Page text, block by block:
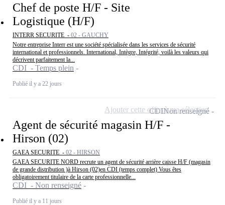
Chef de poste H/F - Site
Logistique (H/F)
INTERR SECURITE - 02 - GAUCHY
Notre entreprise Interr est une société spécialisée dans les services de sécurité
international et professionnels. International, Intègre, Intégrité, voilà les valeurs qui
décrivent parfaitement la...
CDI - Temps plein
Publié il y a 22 jours
Agent de sécurité magasin H/F -
Hirson (02)
GAEA SECURITE - 02 - HIRSON
GAEA SECURITE NORD recrute un agent de sécurité arrière caisse H/F (magasin
de grande distribution )à Hirson (02)en CDI (temps complet) Vous êtes
obligatoirement titulaire de la carte professionnelle...
CDI - Non renseigné
Publié il y a 11 jours
CDINon renseigné
Ajouter cette offre à ma sélection